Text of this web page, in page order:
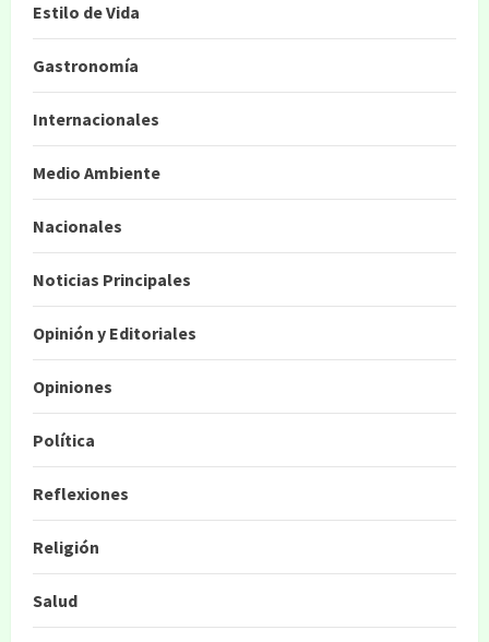
Estilo de Vida
Gastronomía
Internacionales
Medio Ambiente
Nacionales
Noticias Principales
Opinión y Editoriales
Opiniones
Política
Reflexiones
Religión
Salud